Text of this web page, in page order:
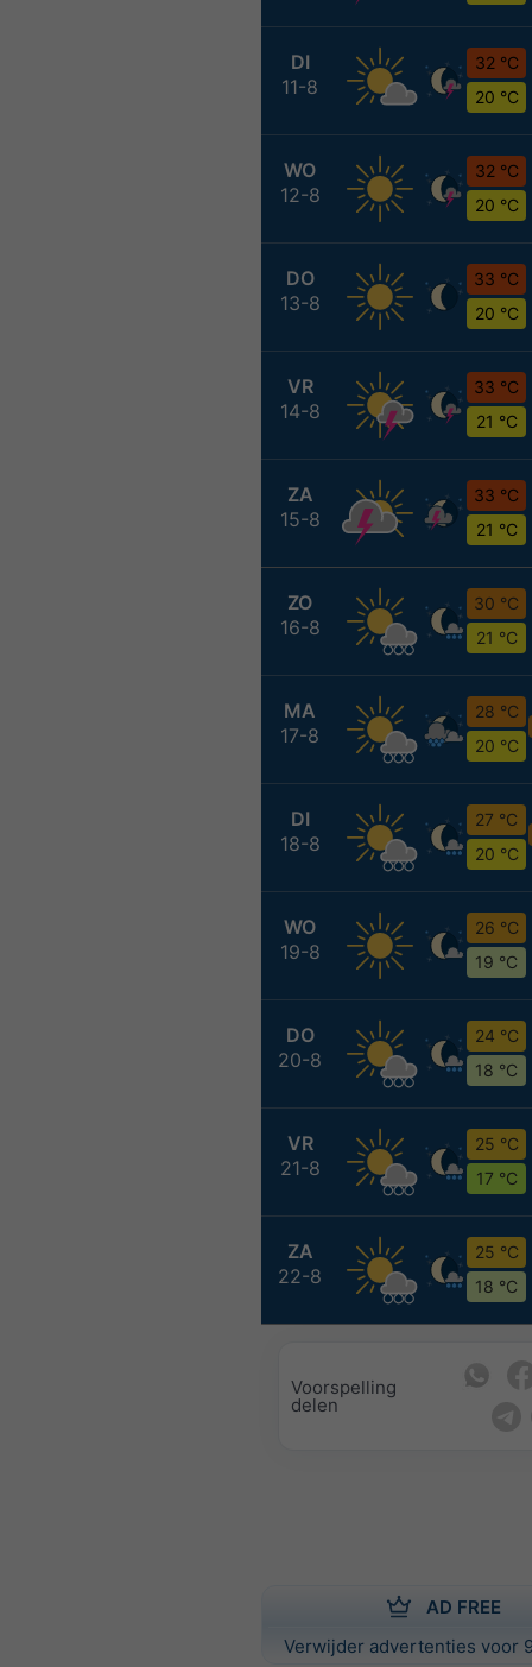
DI
11-8
32 °C
20 °C
WO
12-8
32 °C
20 °C
DO
13-8
33 °C
20 °C
VR
14-8
33 °C
21 °C
ZA
15-8
33 °C
21 °C
ZO
16-8
30 °C
21 °C
MA
17-8
28 °C
20 °C
DI
18-8
27 °C
20 °C
WO
19-8
26 °C
19 °C
DO
20-8
24 °C
18 °C
VR
21-8
25 °C
17 °C
ZA
22-8
25 °C
18 °C
Voorspelling
delen
AD FREE
Verwijder advertenties voor